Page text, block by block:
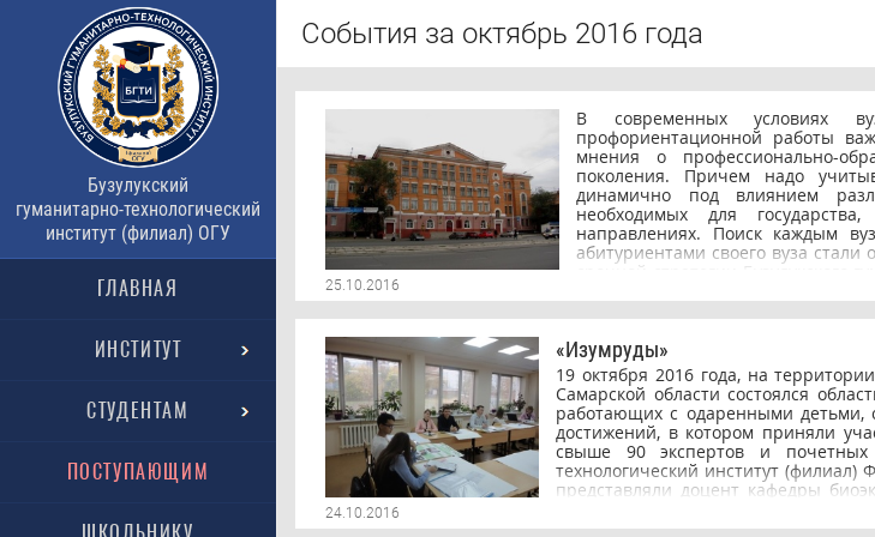
Бузулукский
гуманитарно-технологический
институт (филиал) ОГУ
ГЛАВНАЯ
ИНСТИТУТ
СТУДЕНТАМ
ПОСТУПАЮЩИМ
События за октябрь 2016 года
В современных условиях
профориентационной работы
мнения о профессионально-
поколения. Причем надо
динамично под влиянием
необходимых для
направлениях. Поиск каждым
абитуриентами своего вуза
срочной стратегии Бузулукского
старшеклассники, педагоги,
те, кто озабочен проблемами
2016 года (в рамках
Оренбуржье состоялась встреча
с выпускниками Орского и
машиностроительного
техникума.
профинформация - знакомство с
подготовки и с конкретной
25.10.2016
«Изумруды»
19 октября 2016 года, на
Самарской области состоялся
работающих с одаренными детьми,
достижений, в котором приняли
свыше 90 экспертов и почетных
технологический институт
представляли доцент кафедры
строительно – технологического
24.10.2016